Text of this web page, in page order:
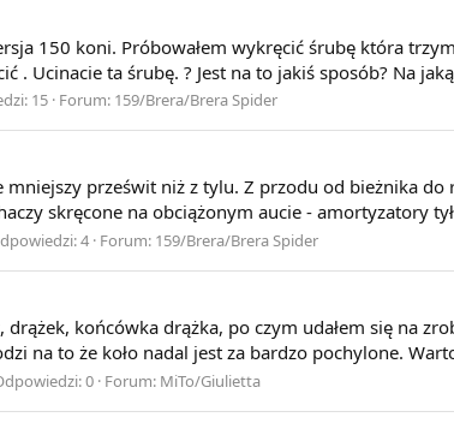
150 koni. Próbowałem wykręcić śrubę która
. Ucinacie ta śrubę. ? Jest na to jakiś sposób? Na
15 Forum: 159/Brera/Brera Spider
prześwit niż z tylu. Z przodu od bieżnika
skręcone na obciążonym aucie - amortyzatory
4 Forum: 159/Brera/Brera Spider
końcówka drążka, po czym udałem się na
na to że koło nadal jest za bardzo pochylone.
0 Forum: MiTo/Giulietta